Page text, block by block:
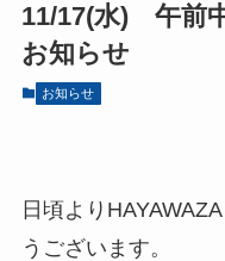
11/17(水) 午前
お知らせ
お知らせ
日頃より
うございます。